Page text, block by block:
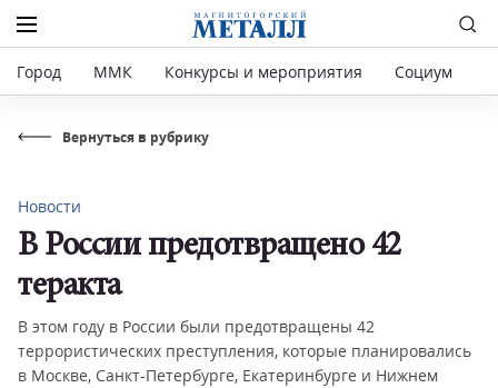
Город ММК Конкурсы и мероприятия Социум
Вернуться в рубрику
Новости
В России предотвращено 42
теракта
В этом году в России были предотвращены 42
террористических преступления, которые планировались
в Москве, Санкт-Петербурге, Екатеринбурге и Нижнем